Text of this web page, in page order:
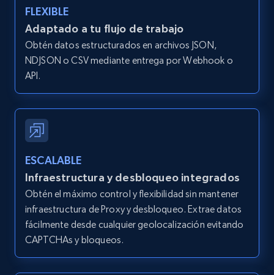
Zpid, City, State, HomeStatus, Address,
IsListingClaimedByCurrentSignedInUser,
IsCurrentSignedInAgentResponsible, Bedrooms,
Search by parameters on zillow and use the
direct link as input
Zpid, City, State, HomeStatus, Address,
IsListingClaimedByCurrentSignedInUser,
IsCurrentSignedInAgentResponsible, Bedrooms,
and more.
FLEXIBLE
Adaptado a tu flujo de trabajo
Obtén datos estructurados en archivos JSON,
NDJSON o CSV mediante entrega por Webhook o
API.
ESCALABLE
Infraestructura y desbloqueo integrados
Obtén el máximo control y flexibilidad sin mantener
infraestructura de Proxy y desbloqueo. Extrae datos
fácilmente desde cualquier geolocalización evitando
CAPTCHAs y bloqueos.